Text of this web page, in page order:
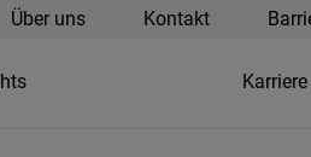
Über uns Kontakt
Karriere